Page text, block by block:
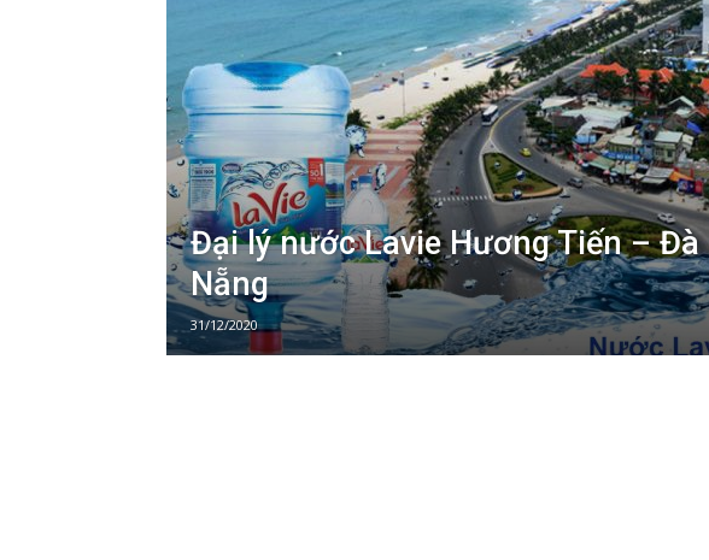
Đại lý nước Lavie Hương Tiến – Đà
Nẵng
31/12/2020